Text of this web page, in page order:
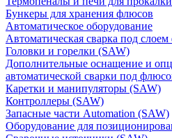
Бункеры для хранения флюсов
Автоматическое оборудование
Автоматическая сварка под
Головки и горелки (SAW)
Дополнительные оснащение и
автоматической сварки под
Каретки и манипуляторы (SAW)
Контроллеры (SAW)
Запасные части Automation (SAW)
Оборудование для